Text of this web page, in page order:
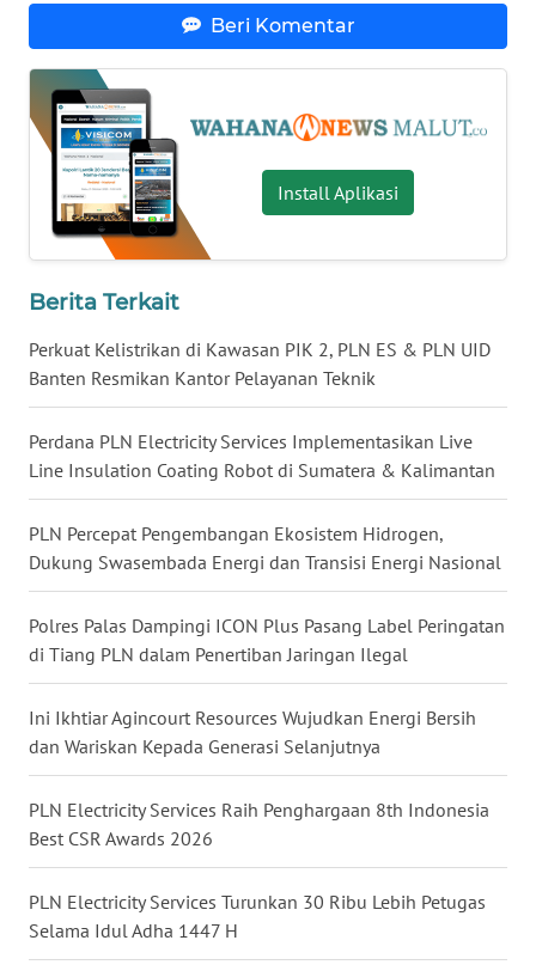
Beri Komentar
Install Aplikasi
Berita Terkait
Perkuat Kelistrikan di Kawasan PIK 2, PLN ES & PLN UID
Banten Resmikan Kantor Pelayanan Teknik
Perdana PLN Electricity Services Implementasikan Live
Line Insulation Coating Robot di Sumatera & Kalimantan
PLN Percepat Pengembangan Ekosistem Hidrogen,
Dukung Swasembada Energi dan Transisi Energi Nasional
Polres Palas Dampingi ICON Plus Pasang Label Peringatan
di Tiang PLN dalam Penertiban Jaringan Ilegal
Ini Ikhtiar Agincourt Resources Wujudkan Energi Bersih
dan Wariskan Kepada Generasi Selanjutnya
PLN Electricity Services Raih Penghargaan 8th Indonesia
Best CSR Awards 2026
PLN Electricity Services Turunkan 30 Ribu Lebih Petugas
Selama Idul Adha 1447 H
WN
NUSANTARA
WN
JOGJA
WN
JATIM
BALI
WN
KALBAR
WN
KALTENG
WN
WN
WN
GORONTALO